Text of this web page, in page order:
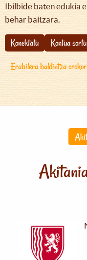
Ibilbide baten edukia
behar baitzara.
Konektatu
Kontua sortu
Erabilera baldintza